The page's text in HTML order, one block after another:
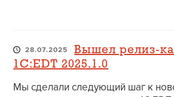
28.07.2025
Вышел релиз-
1C:EDT 2025.1.0
Мы сделали следующий шаг к